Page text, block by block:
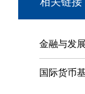
金融与发展
国际货币